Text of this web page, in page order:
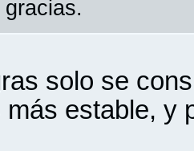
solo se
estable, y